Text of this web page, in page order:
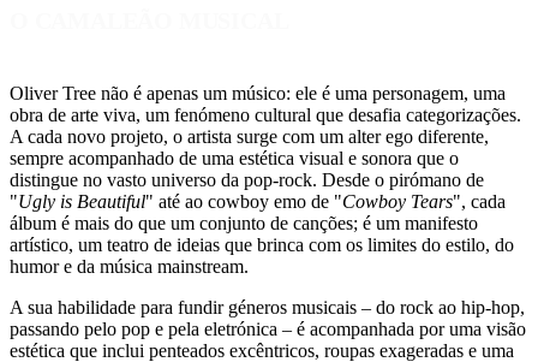
Oliver Tree não é apenas um músico: ele é uma personagem, uma
obra de arte viva, um fenómeno cultural que desafia categorizações.
A cada novo projeto, o artista surge com um alter ego diferente,
sempre acompanhado de uma estética visual e sonora que o
distingue no vasto universo da pop-rock. Desde o pirómano de
"Ugly is Beautiful" até ao cowboy emo de "Cowboy Tears", cada
álbum é mais do que um conjunto de canções; é um manifesto
artístico, um teatro de ideias que brinca com os limites do estilo, do
humor e da música mainstream.
A sua habilidade para fundir géneros musicais – do rock ao hip-hop,
passando pelo pop e pela eletrónica – é acompanhada por uma visão
estética que inclui penteados excêntricos, roupas exageradas e uma